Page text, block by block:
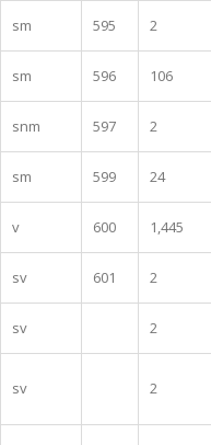
sm 595 2
sm 596 106
snm 597 2
sm 599 24
v 600 1,445
sv 601 2
sv 2
sv 2